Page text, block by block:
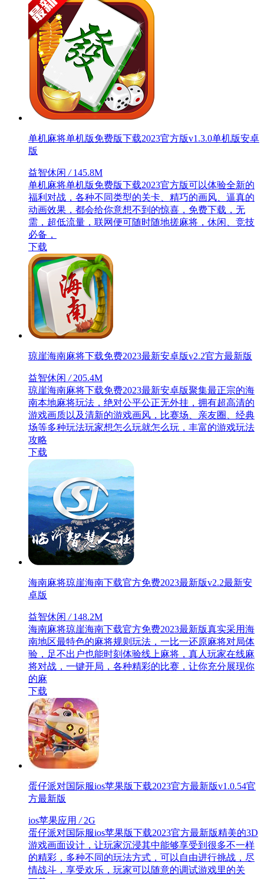
单机麻将单机版免费版下载2023官方版v1.3.0单机版安卓
版
益智休闲 /145.8M
单机麻将单机版免费版下载2023官方版可以体验全新的
福利对战，各种不同类型的关卡、精巧的画风、逼真的
动画效果，都会给你意想不到的惊喜，免费下载，无
需，超低流量，联网便可随时随地搓麻将，休闲、竞技
必备，
下载
琼崖海南麻将下载免费2023最新安卓版v2.2官方最新版
益智休闲 /205.4M
琼崖海南麻将下载免费2023最新安卓版聚集最正宗的海
南本地麻将玩法，绝对公平公正无外挂，拥有超高清的
游戏画质以及清新的游戏画风，比赛场、亲友圈、经典
场等多种玩法玩家想怎么玩就怎么玩，丰富的游戏玩法
攻略
下载
海南麻将琼崖海南下载官方免费2023最新版v2.2最新安
卓版
益智休闲 /148.2M
海南麻将琼崖海南下载官方免费2023最新版真实采用海
南地区最特色的麻将规则玩法，一比一还原麻将对局体
验，足不出户也能时刻体验线上麻将，真人玩家在线麻
将对战，一键开局，各种精彩的比赛，让你充分展现你
的麻
下载
蛋仔派对国际服ios苹果版下载2023官方最新版v1.0.54官
方最新版
ios苹果应用 /2G
蛋仔派对国际服ios苹果版下载2023官方最新版精美的3D
游戏画面设计，让玩家沉浸其中能够享受到很多不一样
的精彩，多种不同的玩法方式，可以自由进行挑战，尽
情战斗，享受欢乐，玩家可以随意的调试游戏里的关